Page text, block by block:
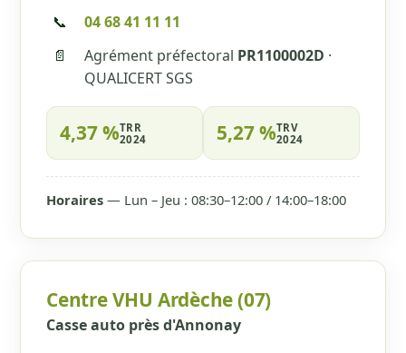
📞
04 68 41 11 11
📄
Agrément préfectoral PR1100002D ·
QUALICERT SGS
4,37 %TRR
2024
5,27 %TRV
2024
Horaires — Lun – Jeu : 08:30–12:00 / 14:00–18:00
Centre VHU Ardèche (07)
Casse auto près d'Annonay